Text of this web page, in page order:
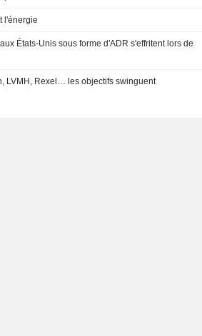
l'énergie
États-Unis sous forme d'ADR s'effritent lors de
LVMH, Rexel… les objectifs swinguent